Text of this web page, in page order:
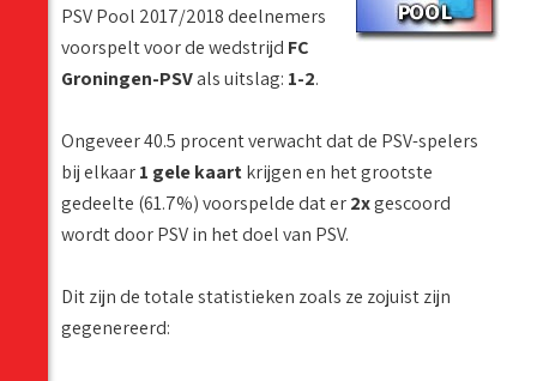
PSV Pool 2017/2018 deelnemers
voorspelt voor de wedstrijd FC
Groningen-PSVals uitslag: 1-2.
Ongeveer 40.5 procent verwacht dat de PSV-spelers
bij elkaar1 gele kaartkrijgen en het grootste
gedeelte (61.7%) voorspelde dat er2xgescoord
wordt door PSV in het doel van PSV.
Dit zijn de totale statistieken zoals ze zojuist zijn
gegenereerd: